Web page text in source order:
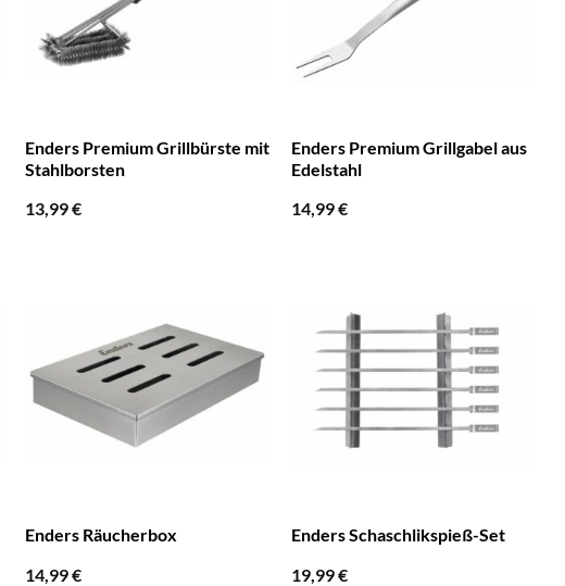
Enders Premium Grillbürste mit
Stahlborsten
13,99€
Enders Premium Grillgabel aus
Edelstahl
14,99€
Enders Räucherbox
14,99€
Enders Schaschlikspieß-Set
19,99€